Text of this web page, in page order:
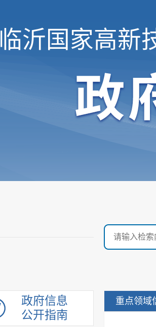
临沂国家高新
政府信息
公开指南
重点领域